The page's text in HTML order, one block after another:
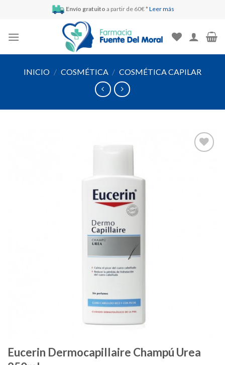
Envío gratuito a partir de 60€ * Leer más
INICIO / COSMÉTICA / COSMÉTICA CAPILAR
Eucerin Dermocapillaire Champú Urea